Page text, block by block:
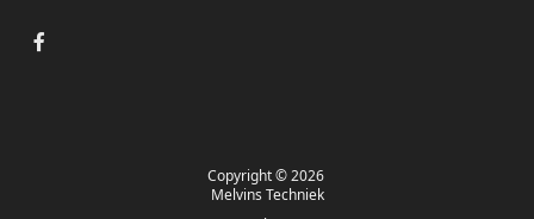
Copyright © 2026
Melvins Techniek
,